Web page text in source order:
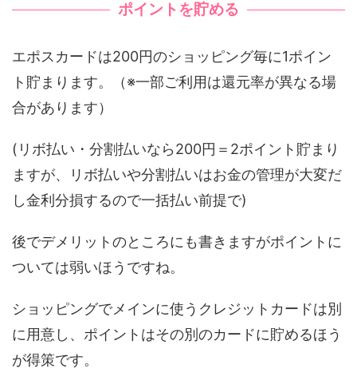
ポイントを貯める
エポスカードは200円のショッピング毎に1ポイン
ト貯まります。（※一部ご利用は還元率が異なる場
合があります）
(リボ払い・分割払いなら200円＝2ポイント貯まり
ますが、リボ払いや分割払いはお金の管理が大変だ
し金利分損するので一括払い前提で)
後でデメリットのところにも書きますがポイントに
ついては弱いほうですね。
ショッピングでメインに使うクレジットカードは別
に用意し、ポイントはその別のカードに貯めるほう
が得策です。